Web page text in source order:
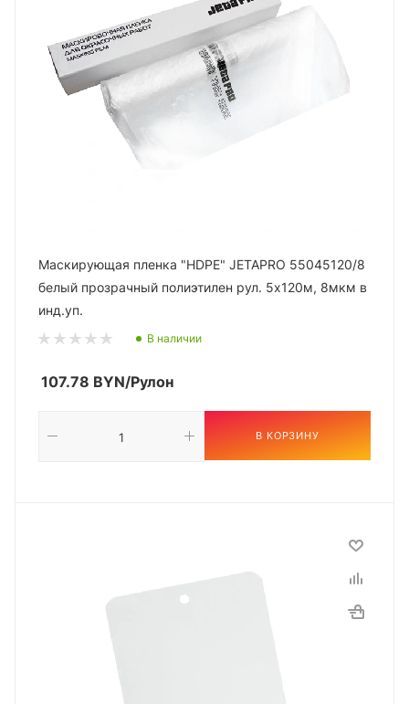
Маскирующая пленка "HDPE" JETAPRO 55045120/8
белый прозрачный полиэтилен рул. 5х120м, 8мкм в
инд.уп.
В наличии
107.78 BYN/Рулон
В КОРЗИНУ